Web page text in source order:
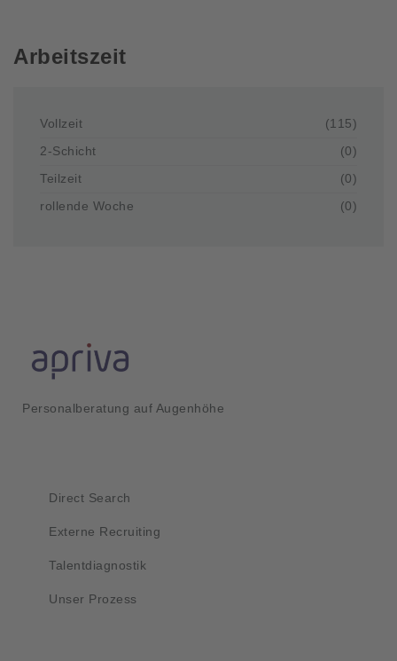
Arbeitszeit
Vollzeit
(115)
2-Schicht
(0)
Teilzeit
(0)
rollende Woche
(0)
Personalberatung auf Augenhöhe
Direct Search
Externe Recruiting
Talentdiagnostik
Unser Prozess